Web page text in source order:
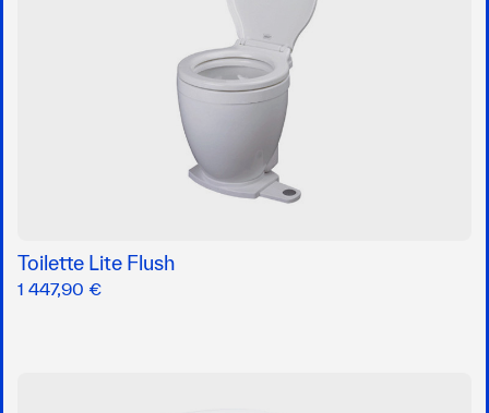
Toilette Lite Flush
1 447,90 €